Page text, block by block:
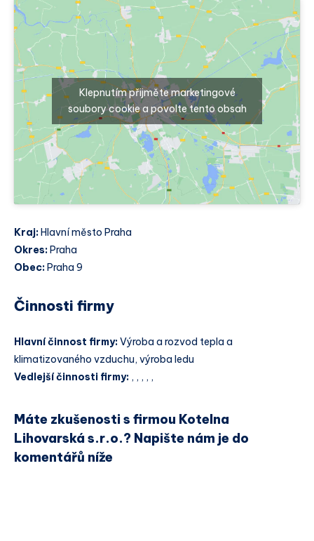
Klepnutím přijměte marketingové
soubory cookie a povolte tento obsah
Kraj: Hlavní město Praha
Okres: Praha
Obec: Praha 9
Činnosti firmy
Hlavní činnost firmy:Výroba a rozvod tepla a
klimatizovaného vzduchu, výroba ledu
Vedlejší činnosti firmy: , , , , ,
Máte zkušenosti s firmou Kotelna
Lihovarská s.r.o.? Napište nám je do
komentářů níže